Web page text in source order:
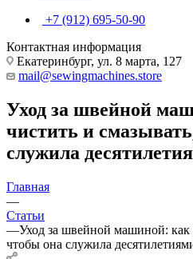
+7 (912) 695-50-90
Контактная информация
Екатеринбург, ул. 8 марта, 127
mail@sewingmachines.store
Уход за швейной
чистить и
служила
Главная
—
Статьи
—Уход за швейной машиной: как
чтобы она служила